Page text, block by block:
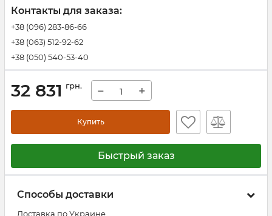
Контакты для заказа:
+38 (096) 283-86-66
+38 (063) 512-92-62
+38 (050) 540-53-40
32 831 грн. − +
Купить
Быстрый заказ
Способы доставки
Доставка по Украине